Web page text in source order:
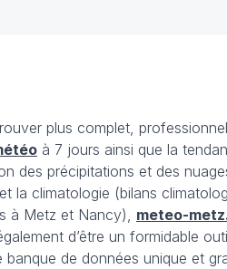
plus complet,
à 7 jours ainsi que la
des précipitations et des
la climatologie (bilans
à Metz et Nancy), meteo-
d’être un formidable
banque de données unique et